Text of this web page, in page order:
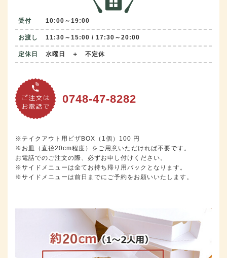
受付 10:00～19:00
お渡し 11:30～15:00 / 17:30～20:00
定休日 水曜日 ＋ 不定休
0748-47-8282
※テイクアウト用ピザBOX（1個）100 円
※お皿（直径20cm程度）をご用意いただければ不要です。
お電話でのご注文の際、必ずお申し付けください。
※サイドメニューは全てお持ち帰り用パックとなります。
※サイドメニューは前日までにご予約をお願いいたします。